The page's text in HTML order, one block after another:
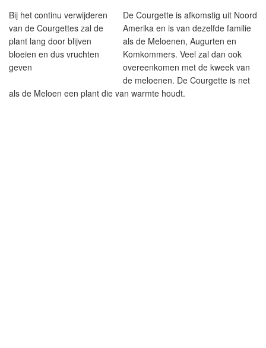
Bij het continu verwijderen
van de Courgettes zal de
plant lang door blijven
bloeien en dus vruchten
geven
De Courgette is afkomstig uit Noord
Amerika en is van dezelfde familie
als de Meloenen, Augurten en
Komkommers. Veel zal dan ook
overeenkomen met de kweek van
de meloenen. De Courgette is net
als de Meloen een plant die van warmte houdt.